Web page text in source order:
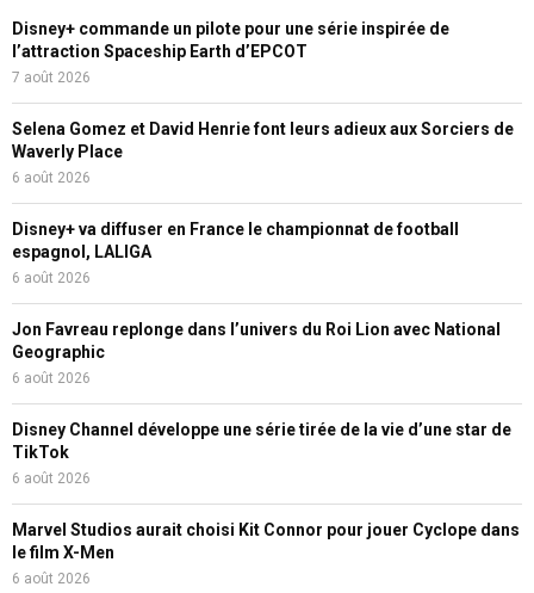
Disney+ commande un pilote pour une série inspirée de
l’attraction Spaceship Earth d’EPCOT
7 août 2026
Selena Gomez et David Henrie font leurs adieux aux Sorciers de
Waverly Place
6 août 2026
Disney+ va diffuser en France le championnat de football
espagnol, LALIGA
6 août 2026
Jon Favreau replonge dans l’univers du Roi Lion avec National
Geographic
6 août 2026
Disney Channel développe une série tirée de la vie d’une star de
TikTok
6 août 2026
Marvel Studios aurait choisi Kit Connor pour jouer Cyclope dans
le film X-Men
6 août 2026